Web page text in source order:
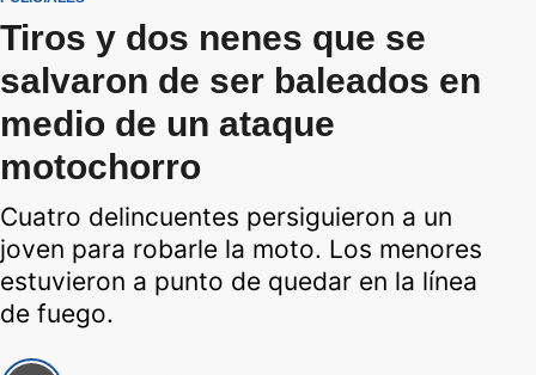
Tiros y dos nenes que se
salvaron de ser baleados en
medio de un ataque
motochorro
Cuatro delincuentes persiguieron a un
joven para robarle la moto. Los menores
estuvieron a punto de quedar en la línea
de fuego.